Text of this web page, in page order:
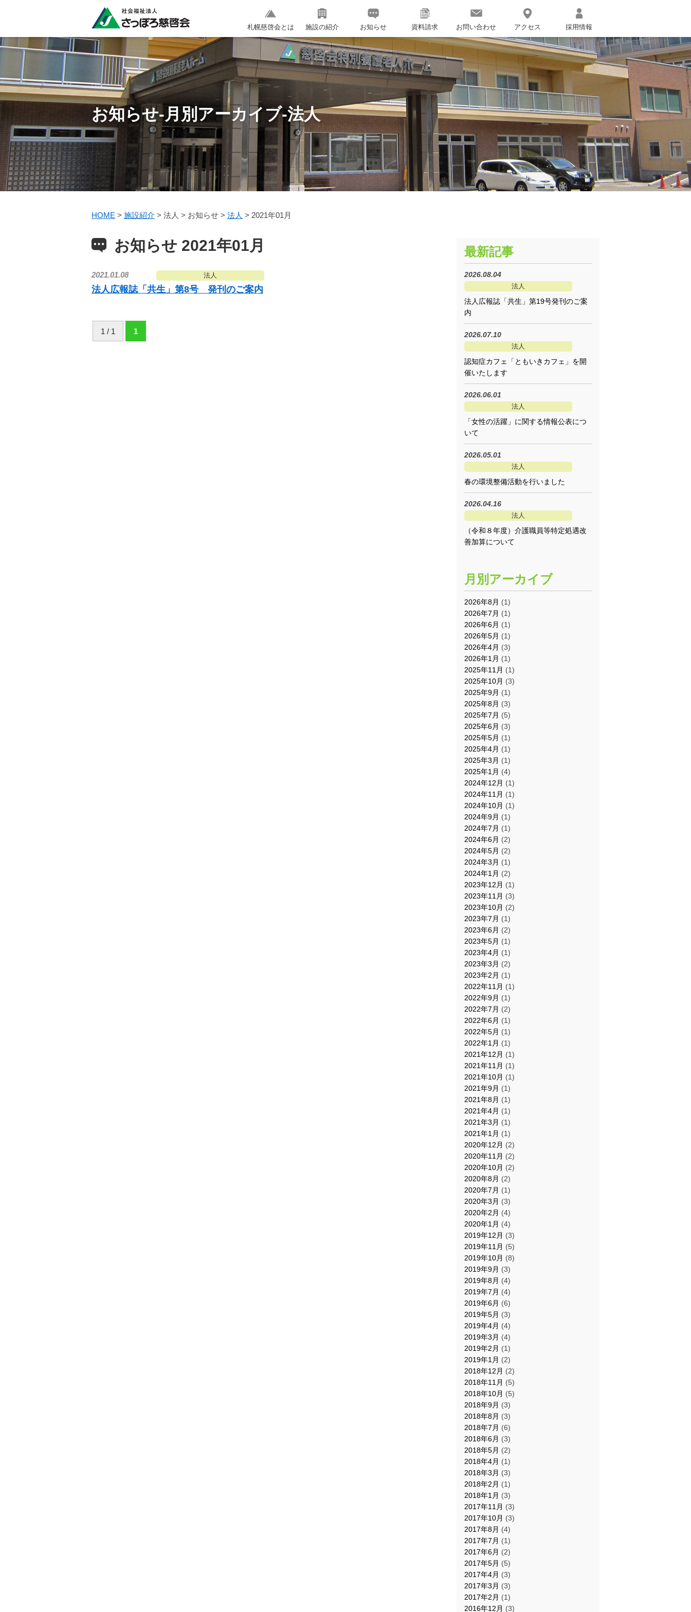
札幌慈啓会とは 施設の紹介 お知らせ 資料請求 お問い合わせ アクセス 採用情報
お知らせ-月別アーカイブ-法人
HOME > 施設紹介 > 法人 > お知らせ > 法人 > 2021年01月
お知らせ 2021年01月
2021.01.08 法人
法人広報誌「共生」第8号 発刊のご案内
1 / 1 1
最新記事
2026.08.04
法人
法人広報誌「共生」第19号発刊のご案
内
2026.07.10
法人
認知症カフェ「ともいきカフェ」を開
催いたします
2026.06.01
法人
「女性の活躍」に関する情報公表につ
いて
2026.05.01
法人
春の環境整備活動を行いました
2026.04.16
法人
（令和８年度）介護職員等特定処遇改
善加算について
月別アーカイブ
2026年8月 (1)
2026年7月 (1)
2026年6月 (1)
2026年5月 (1)
2026年4月 (3)
2026年1月 (1)
2025年11月 (1)
2025年10月 (3)
2025年9月 (1)
2025年8月 (3)
2025年7月 (5)
2025年6月 (3)
2025年5月 (1)
2025年4月 (1)
2025年3月 (1)
2025年1月 (4)
2024年12月 (1)
2024年11月 (1)
2024年10月 (1)
2024年9月 (1)
2024年7月 (1)
2024年6月 (2)
2024年5月 (2)
2024年3月 (1)
2024年1月 (2)
2023年12月 (1)
2023年11月 (3)
2023年10月 (2)
2023年7月 (1)
2023年6月 (2)
2023年5月 (1)
2023年4月 (1)
2023年3月 (2)
2023年2月 (1)
2022年11月 (1)
2022年9月 (1)
2022年7月 (2)
2022年6月 (1)
2022年5月 (1)
2022年1月 (1)
2021年12月 (1)
2021年11月 (1)
2021年10月 (1)
2021年9月 (1)
2021年8月 (1)
2021年4月 (1)
2021年3月 (1)
2021年1月 (1)
2020年12月 (2)
2020年11月 (2)
2020年10月 (2)
2020年8月 (2)
2020年7月 (1)
2020年3月 (3)
2020年2月 (4)
2020年1月 (4)
2019年12月 (3)
2019年11月 (5)
2019年10月 (8)
2019年9月 (3)
2019年8月 (4)
2019年7月 (4)
2019年6月 (6)
2019年5月 (3)
2019年4月 (4)
2019年3月 (4)
2019年2月 (1)
2019年1月 (2)
2018年12月 (2)
2018年11月 (5)
2018年10月 (5)
2018年9月 (3)
2018年8月 (3)
2018年7月 (6)
2018年6月 (3)
2018年5月 (2)
2018年4月 (1)
2018年3月 (3)
2018年2月 (1)
2018年1月 (3)
2017年11月 (3)
2017年10月 (3)
2017年8月 (4)
2017年7月 (1)
2017年6月 (2)
2017年5月 (5)
2017年4月 (3)
2017年3月 (3)
2017年2月 (1)
2016年12月 (3)